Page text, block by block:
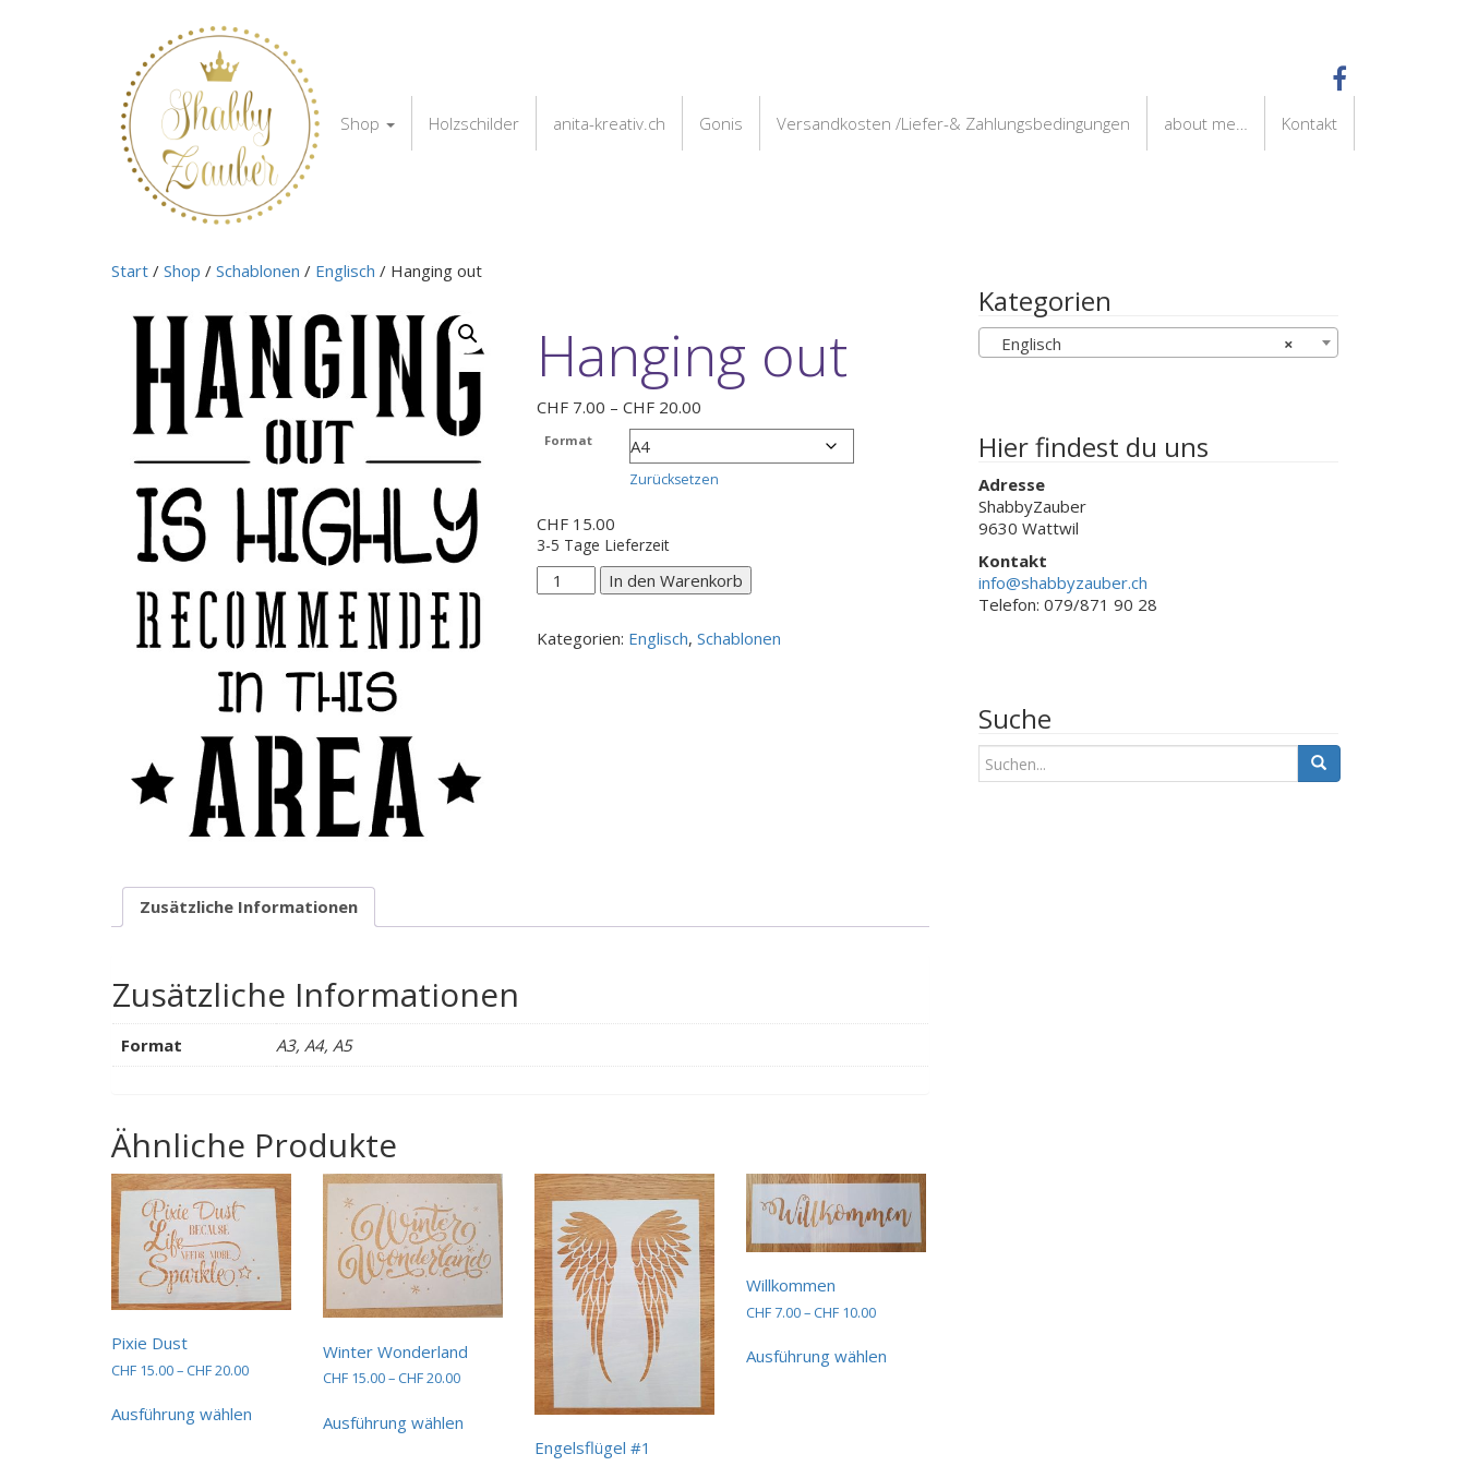
Shop Holzschilder anita-kreativ.ch Gonis Versandkosten /Liefer-& Zahlungsbedingungen about me… Kontakt
Start / Shop / Schablonen / Englisch / Hanging out
Hanging out
CHF 7.00 – CHF 20.00
CHF 7.00
CHF 20.00
Format
Zurücksetzen
CHF 15.00
3-5 Tage Lieferzeit
Hanging
out
In den Warenkorb
Kategorien: Englisch, Schablonen
Zusätzliche Informationen
Zusätzliche Informationen
Format A3, A4, A5
Ähnliche Produkte
Pixie Dust
CHF 15.00– CHF20.00Preisspanne:
bis
Ausführung wählen
Winter Wonderland
CHF15.00– CHF20.00Preisspanne:
bis
CHF 20.00
Ausführung wählenProdukt
Engelsflügel #1
Willkommen
CHF7.00– CHF10.00Preisspanne:
bis
Ausführung wählenProdukt
Kategorien
×
Englisch
Hier findest du uns
Adresse
ShabbyZauber
9630 Wattwil
Kontakt
info@shabbyzauber.ch
Telefon: 079/871 90 28
Suche
S
u